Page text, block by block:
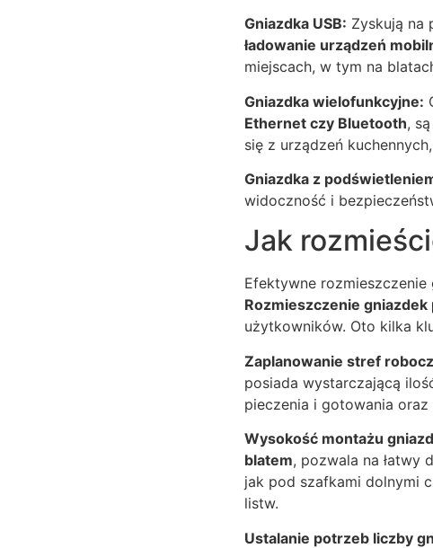
Gniazdka USB: Zyskują na
ładowanie urządzeń
miejscach, w tym na
Gniazdka wielofunkcyjne:
Ethernet czy Bluetooth,
się z urządzeń
Gniazdka z
widoczność i
Jak
Efektywne
Rozmieszczenie
użytkowników. Oto kilka
Zaplanowanie stref
posiada wystarczającą
pieczenia i gotowania
Wysokość montażu
blatem, pozwala na łatwy
jak pod szafkami dolnymi
listw.
Ustalanie potrzeb liczby